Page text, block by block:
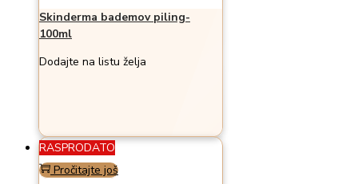
Skinderma bademov piling-
100ml
Dodajte na listu želja
RASPRODATO
Pročitajte još